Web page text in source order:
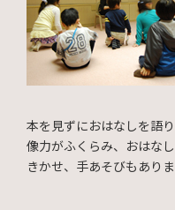
本を見ずにおはなしを語
像力がふくらみ、おはな
きかせ、手あそびもありま